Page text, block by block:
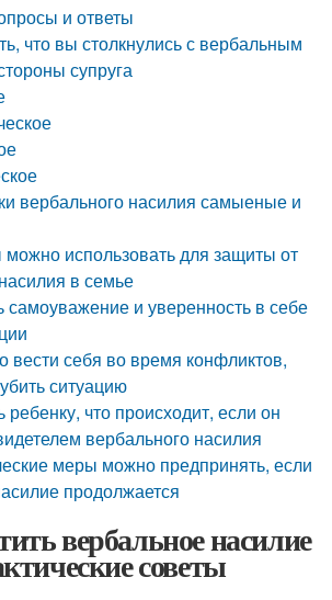
и ответы
что вы столкнулись с вербальным
супруга
вербального насилия самыеные и
можно использовать для защиты от
в семье
самоуважение и уверенность в себе
вести себя во время конфликтов,
ситуацию
ребенку, что происходит, если он
вербального насилия
меры можно предпринять, если
продолжается
вербальное насилие
советы